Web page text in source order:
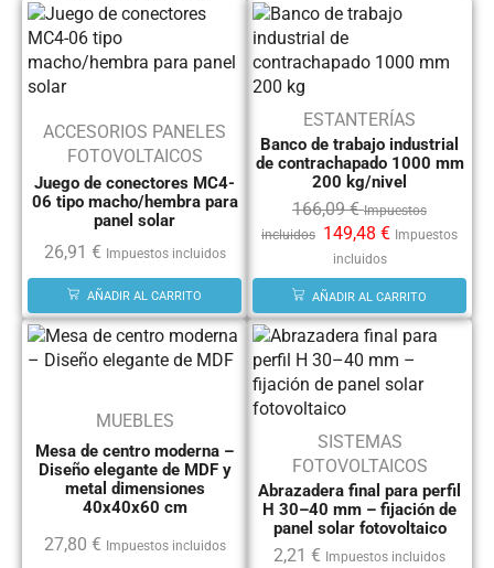
ACCESORIOS PANELES
FOTOVOLTAICOS
Juego de conectores MC4-
06 tipo macho/hembra para
panel solar
26,91 € Impuestos incluidos
AÑADIR AL CARRITO
ESTANTERÍAS
Banco de trabajo industrial
de contrachapado 1000 mm
200 kg/nivel
166,09€ Impuestos
incluidos 149,48 € Impuestos
incluidos
AÑADIR AL CARRITO
MUEBLES
Mesa de centro moderna –
Diseño elegante de MDF y
metal dimensiones
40x40x60 cm
27,80 € Impuestos incluidos
SISTEMAS
FOTOVOLTAICOS
Abrazadera final para perfil
H 30–40 mm – fijación de
panel solar fotovoltaico
2,21 € Impuestos incluidos